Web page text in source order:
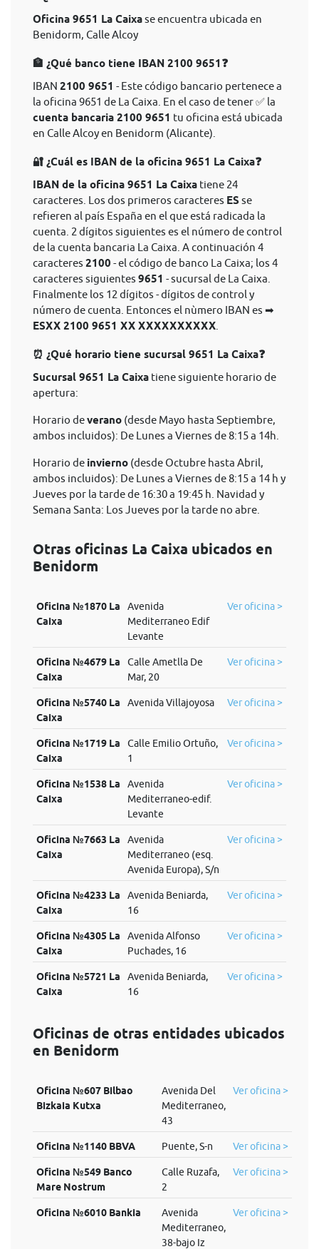
Oficina 9651 La Caixase encuentra ubicada en
Benidorm, Calle Alcoy
🏦 ¿Qué banco tiene IBAN 2100 9651❓
IBAN 2100 9651 - Este código bancario pertenece a
la oficina 9651 de La Caixa. En el caso de tener ✅ la
cuenta bancaria 2100 9651 tu oficina está ubicada
en Calle Alcoy en Benidorm (Alicante).
🔐 ¿Cuál es IBAN de la oficina 9651 La Caixa❓
IBAN de la oficina 9651 La Caixa tiene 24
caracteres. Los dos primeros caracteres ES se
refieren al país España en el que está radicada la
cuenta. 2 dígitos siguientes es el número de control
de la cuenta bancaria La Caixa. A continuación 4
caracteres 2100 - el código de banco La Caixa; los 4
caracteres siguientes 9651 - sucursal de La Caixa.
Finalmente los 12 dígitos - dígitos de control y
número de cuenta. Entonces el nùmero IBAN es ➡
ESXX 2100 9651 XX XXXXXXXXXX
⏰ ¿Qué horario tiene sucursal 9651 La Caixa❓
Sucursal 9651 La Caixa tiene siguiente horario de
apertura:
Horario deverano (desde Mayo hasta Septiembre,
ambos incluidos): De Lunes a Viernes de 8:15 a 14h.
Horario de invierno (desde Octubre hasta Abril,
ambos incluidos): De Lunes a Viernes de 8:15 a 14 h y
Jueves por la tarde de 16:30 a 19:45 h. Navidad y
Semana Santa: Los Jueves por la tarde no abre.
Otras oficinas La Caixa ubicados en
Benidorm
Oficina №1870 La
Caixa
Avenida
Mediterraneo Edif
Levante
Ver oficina >
Oficina №4679 La
Caixa
Calle Ametlla De
Mar, 20
Ver oficina >
Oficina №5740 La
Caixa
Avenida Villajoyosa Ver oficina >
Oficina №1719 La
Caixa
Calle Emilio Ortuño,
1
Ver oficina >
Oficina №1538 La
Caixa
Avenida
Mediterraneo-edif.
Levante
Ver oficina >
Oficina №7663 La
Caixa
Avenida
Mediterraneo (esq.
Avenida Europa), S/n
Ver oficina >
Oficina №4233 La
Caixa
Avenida Beniarda,
16
Ver oficina >
Oficina №4305 La
Caixa
Avenida Alfonso
Puchades, 16
Ver oficina >
Oficina №5721 La
Caixa
Avenida Beniarda,
16
Ver oficina >
Oficinas de otras entidades ubicados
en Benidorm
Oficina №607 Bilbao
Bizkaia Kutxa
Avenida Del
Mediterraneo,
43
Ver oficina >
Oficina №1140 BBVA Puente, S-n Ver oficina >
Oficina №549 Banco
Mare Nostrum
Calle Ruzafa,
2
Ver oficina >
Oficina №6010 Bankia
Avenida
Mediterraneo,
38-bajo Iz
Ver oficina >